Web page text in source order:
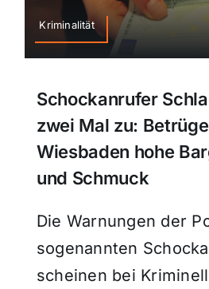
Kriminalität
Schockanrufer
zwei Mal zu:
Wiesbaden hohe
und Schmuck
Die Warnungen der
sogenannten
scheinen bei